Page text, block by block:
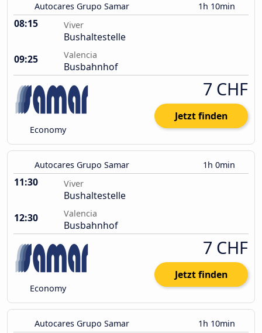
Autocares Grupo Samar 1h 10min
08:15 Viver
Bushaltestelle
09:25
Valencia
Busbahnhof
Economy
7 CHF
Jetzt finden
Autocares Grupo Samar 1h 0min
11:30 Viver
Bushaltestelle
12:30
Valencia
Busbahnhof
Economy
7 CHF
Jetzt finden
Autocares Grupo Samar 1h 10min